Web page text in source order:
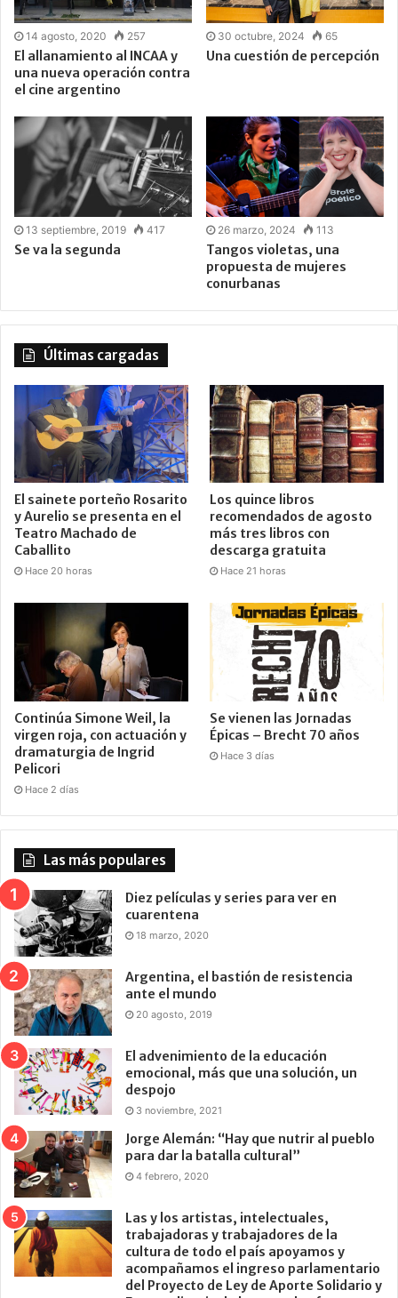
14 agosto, 2020 257
El allanamiento al INCAA y
una nueva operación contra
el cine argentino
30 octubre, 2024 65
Una cuestión de percepción
13 septiembre, 2019 417
Se va la segunda
26 marzo, 2024 113
Tangos violetas, una
propuesta de mujeres
conurbanas
Últimas cargadas
El sainete porteño Rosarito
y Aurelio se presenta en el
Teatro Machado de
Caballito
Hace 20 horas
Los quince libros
recomendados de agosto
más tres libros con
descarga gratuita
Hace 21 horas
Continúa Simone Weil, la
virgen roja, con actuación y
dramaturgia de Ingrid
Pelicori
Hace 2 días
Se vienen las Jornadas
Épicas – Brecht 70 años
Hace 3 días
Las más populares
Diez películas y series para ver en
cuarentena
18 marzo, 2020
Argentina, el bastión de resistencia
ante el mundo
20 agosto, 2019
El advenimiento de la educación
emocional, más que una solución, un
despojo
3 noviembre, 2021
Jorge Alemán: “Hay que nutrir al pueblo
para dar la batalla cultural”
4 febrero, 2020
Las y los artistas, intelectuales,
trabajadoras y trabajadores de la
cultura de todo el país apoyamos y
acompañamos el ingreso parlamentario
del Proyecto de Ley de Aporte Solidario y